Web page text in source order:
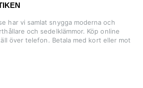
har vi samlat snygga moderna och
och sedelklämmor. Köp online
över telefon. Betala med kort eller mot